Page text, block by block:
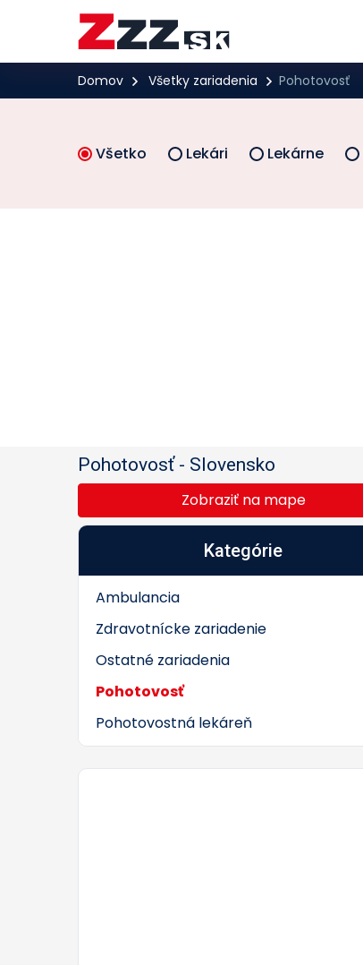
Domov Všetky zariadenia Pohotovosť
Všetko Lekári Lekárne
Pohotovosť- Slovensko
Zobraziť na mape
Kategórie
Ambulancia
Zdravotnícke zariadenie
Ostatné zariadenia
Pohotovosť
Pohotovostná lekáreň